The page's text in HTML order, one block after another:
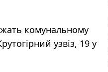
комунальному
узвіз, 19 у